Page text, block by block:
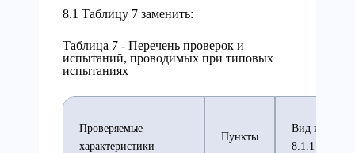
8.1 Таблицу 7 заменить:
Таблица 7 - Перечень проверок и
испытаний, проводимых при типовых
испытаниях
Проверяемые
характеристики
Пункты
Вид
8.1.1